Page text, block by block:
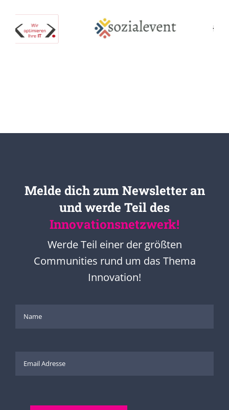
Melde dich zum Newsletter an
und werde Teil des
Innovationsnetzwerk!
Werde Teil einer der größten
Communities rund um das Thema
Innovation!